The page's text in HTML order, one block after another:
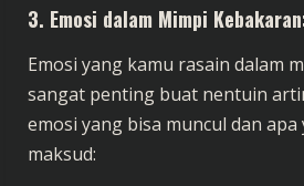
3. Emosi dalam Mimpi
Emosi yang kamu rasain dalam
sangat penting buat nentuin
emosi yang bisa muncul dan apa
maksud: